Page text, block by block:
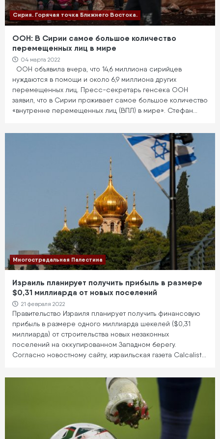
Сирия. Горячая точка Ближнего Востока.
ООН: В Сирии самое большое количество
перемещенных лиц в мире
04 марта 2022
ООН объявила вчера, что 14,6 миллиона сирийцев
нуждаются в помощи и около 6,9 миллиона других
перемещенных лиц. Пресс-секретарь генсека ООН
заявил, что в Сирии проживает самое большое количество
«внутренне перемещенных лиц (ВПЛ) в мире». Стефан…
Многострадальная Палестина
Израиль планирует получить прибыль в размере
$0,31 миллиарда от новых поселений
21 февраля 2022
Правительство Израиля планирует получить финансовую
прибыль в размере одного миллиарда шекелей ($0,31
миллиарда) от строительства новых незаконных
поселений на оккупированном Западном берегу.
Согласно новостному сайту, израильская газета Calcalist…